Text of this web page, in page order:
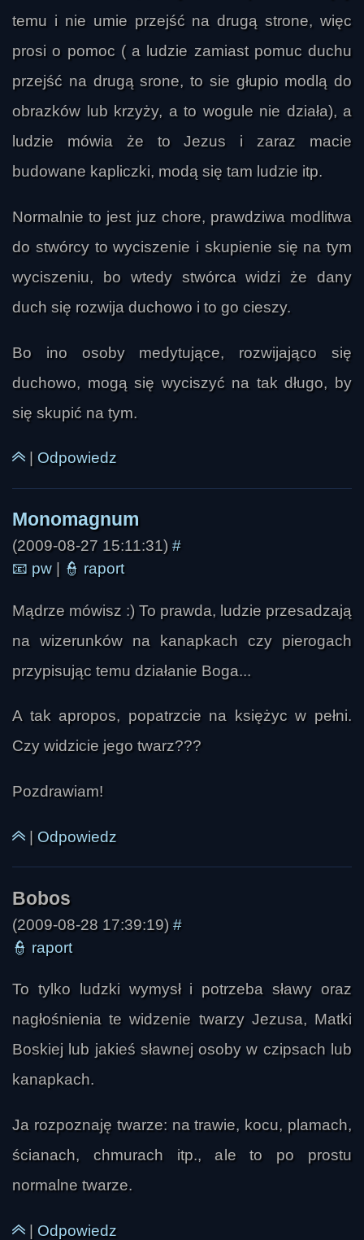
temu i nie umie przejść na drugą strone, więc
prosi o pomoc ( a ludzie zamiast pomuc duchu
przejść na drugą srone, to sie głupio modlą do
obrazków lub krzyży, a to wogule nie działa), a
ludzie mówia że to Jezus i zaraz macie
budowane kapliczki, modą się tam ludzie itp.
Normalnie to jest juz chore, prawdziwa modlitwa
do stwórcy to wyciszenie i skupienie się na tym
wyciszeniu, bo wtedy stwórca widzi że dany
duch się rozwija duchowo i to go cieszy.
Bo ino osoby medytujące, rozwijająco się
duchowo, mogą się wyciszyć na tak długo, by
się skupić na tym.
Odpowiedz
(2009-08-27 15:11:31) #
📧 pw 👮 raport
Mądrze mówisz :) To prawda, ludzie przesadzają
na wizerunków na kanapkach czy pierogach
przypisując temu działanie Boga...
A tak apropos, popatrzcie na księżyc w pełni.
Czy widzicie jego twarz???
Pozdrawiam!
| Odpowiedz
(2009-08-28 17:39:19) #
👮 raport
To tylko ludzki wymysł i potrzeba sławy oraz
nagłośnienia te widzenie twarzy Jezusa, Matki
Boskiej lub jakieś sławnej osoby w czipsach lub
kanapkach.
Ja rozpoznaję twarze: na trawie, kocu, plamach,
ścianach, chmurach itp., ale to po prostu
normalne twarze.
| Odpowiedz
eltorro24
slawek361
Dworniok23